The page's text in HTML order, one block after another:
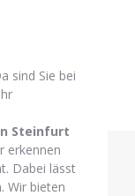
sind Sie bei
Steinfurt
erkennen
Dabei lässt
Wir bieten